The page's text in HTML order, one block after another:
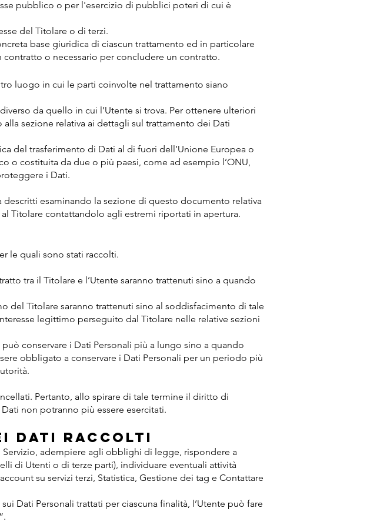
pubblico o per l'esercizio di pubblici poteri di cui è
del Titolare o di terzi.
base giuridica di ciascun trattamento ed in particolare
o necessario per concludere un contratto.
luogo in cui le parti coinvolte nel trattamento siano
da quello in cui l’Utente si trova. Per ottenere ulteriori
sezione relativa ai dettagli sul trattamento dei Dati
del trasferimento di Dati al di fuori dell’Unione Europea o
o costituita da due o più paesi, come ad esempio l’ONU,
i Dati.
esaminando la sezione di questo documento relativa
Titolare contattandolo agli estremi riportati in apertura.
le quali sono stati raccolti.
tra il Titolare e l’Utente saranno trattenuti sino a quando
del Titolare saranno trattenuti sino al soddisfacimento di tale
legittimo perseguito dal Titolare nelle relative sezioni
conservare i Dati Personali più a lungo sino a quando
obbligato a conservare i Dati Personali per un periodo più
Pertanto, allo spirare di tale termine il diritto di
non potranno più essere esercitati.
Dati raccolti
adempiere agli obblighi di legge, rispondere a
di Utenti o di terze parti), individuare eventuali attività
su servizi terzi, Statistica, Gestione dei tag e Contattare
Dati Personali trattati per ciascuna finalità, l’Utente può fare